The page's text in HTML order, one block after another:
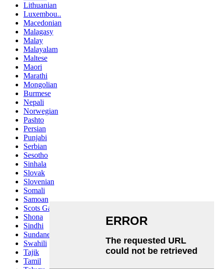
Lithuanian
Luxembou..
Macedonian
Malagasy
Malay
Malayalam
Maltese
Maori
Marathi
Mongolian
Burmese
Nepali
Norwegian
Pashto
Persian
Punjabi
Serbian
Sesotho
Sinhala
Slovak
Slovenian
Somali
Samoan
Scots Gaelic
Shona
Sindhi
Sundanese
Swahili
Tajik
Tamil